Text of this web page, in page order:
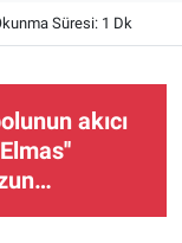
Süresi: 1 Dk
akıcı